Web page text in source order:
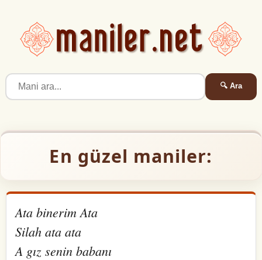
🔍 Ara
En güzel maniler:
Ata binerim Ata
Silah ata ata
A gız senin babanı